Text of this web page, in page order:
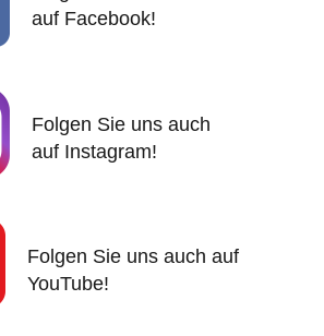
auf Facebook!
Folgen Sie uns auch
auf Instagram!
Folgen Sie uns auch auf
YouTube!